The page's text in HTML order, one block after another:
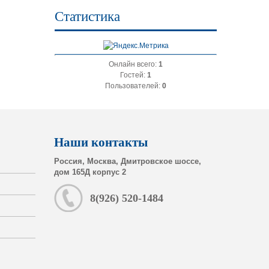
Статистика
Онлайн всего: 1
Гостей: 1
Пользователей: 0
Наши контакты
Россия, Москва, Дмитровское шоссе,
дом 165Д корпус 2
8(926) 520-1484